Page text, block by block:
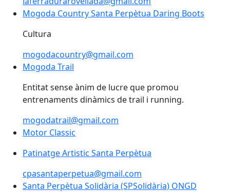
Mogoda Country Santa Perpètua Daring Boots
Mogoda Country Santa Perpètua Daring Boots
Cultura
mogodacountry@gmail.com
Mogoda Trail
Entitat sense ànim de lucre que promou
entrenaments dinàmics de trail i running.
mogodatrail@gmail.com
Motor Classic
Patinatge Artistic Santa Perpètua
Patinatge Artistic Santa Perpètua
cpasantaperpetua@gmail.com
Santa Perpètua Solidària (SPSolidària) ONGD
Santa Perpètua Solidària (SPSolidària) ONGD